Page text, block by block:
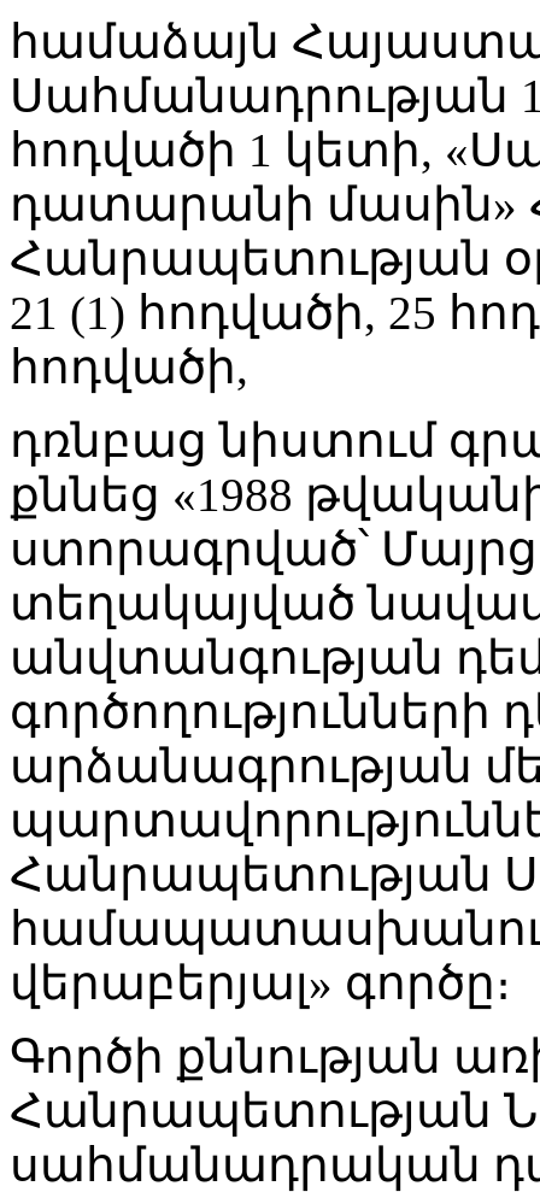
համաձայն
Սահմանադրության
հոդվածի 1 կետի,
դատարանի մասին»
Հանրապետության
21 (1) հոդվածի, 25
հոդվածի,
դռնբաց նիստում
քննեց «1988
ստորագրված՝
տեղակայված
անվտանգության
արձանագրության
Հանրապետության
վերաբերյալ» գործը։
Գործի քննության
Հանրապետության
սահմանադրական